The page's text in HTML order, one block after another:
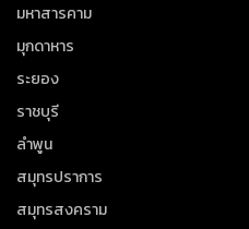
มหาสารคาม
มุกดาหาร
ระยอง
ราชบุรี
ลำพูน
สมุทรปราการ
สมุทรสงคราม